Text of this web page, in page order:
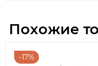
Похожие
17%